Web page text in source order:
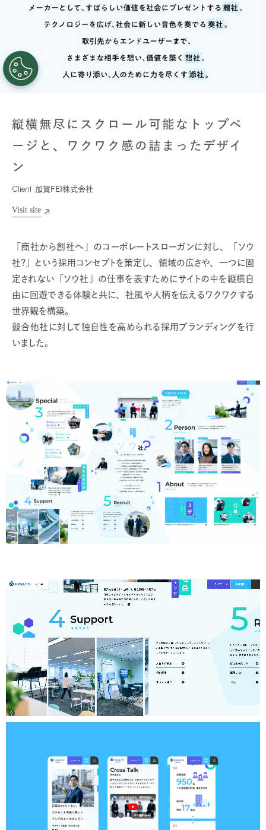
縦横無尽にスクロール可能なトップペ
ージと、ワクワク感の詰まったデザイ
ン
Client 加賀FEI株式会社
「商社から創社へ」のコーポレートスローガンに対し、「ソウ
社？」という採用コンセプトを策定し、領域の広さや、一つに固
定されない「ソウ社」の仕事を表すためにサイトの中を縦横自
由に回遊できる体験と共に、社風や人柄を伝えるワクワクする
世界観を構築。
競合他社に対して独自性を高められる採用ブランディングを行
いました。